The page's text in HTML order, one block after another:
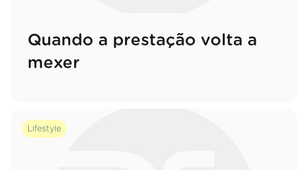
Quando a prestação volta a
mexer
Lifestyle